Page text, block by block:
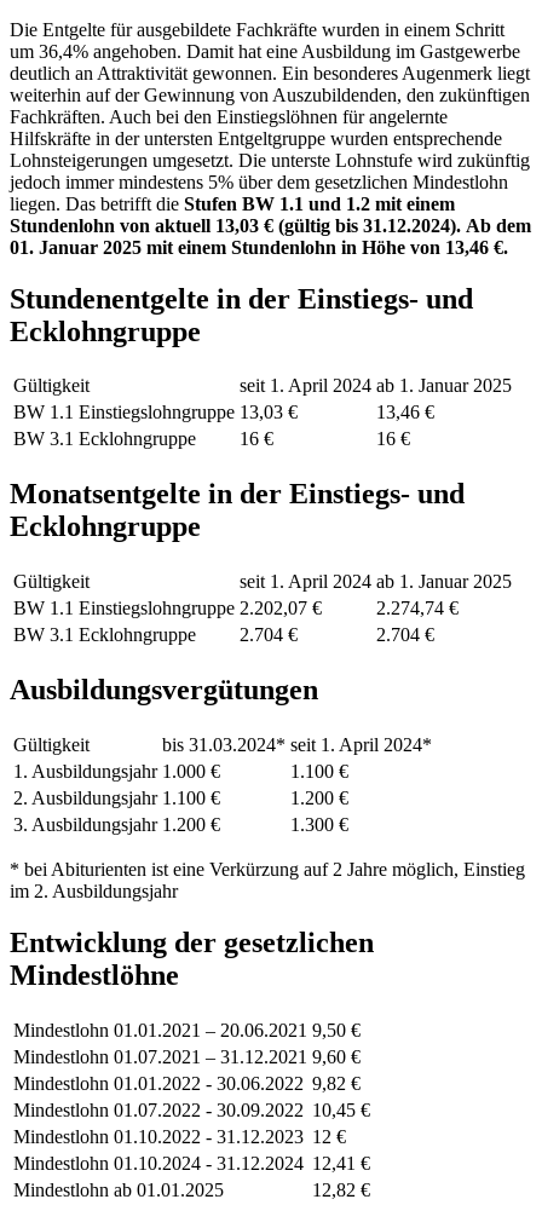
Die Entgelte für ausgebildete Fachkräfte wurden in einem Schritt
um 36,4% angehoben. Damit hat eine Ausbildung im Gastgewerbe
deutlich an Attraktivität gewonnen. Ein besonderes Augenmerk liegt
weiterhin auf der Gewinnung von Auszubildenden, den zukünftigen
Fachkräften. Auch bei den Einstiegslöhnen für angelernte
Hilfskräfte in der untersten Entgeltgruppe wurden entsprechende
Lohnsteigerungen umgesetzt. Die unterste Lohnstufe wird zukünftig
jedoch immer mindestens 5% über dem gesetzlichen Mindestlohn
liegen. Das betrifft die Stufen BW 1.1 und 1.2 mit einem
Stundenlohn von aktuell 13,03 € (gültig bis 31.12.2024). Ab dem
01. Januar 2025 mit einem Stundenlohn in Höhe von 13,46 €.
Stundenentgelte in der Einstiegs- und
Ecklohngruppe
Gültigkeit seit 1. April 2024 ab 1. Januar 2025
BW 1.1 Einstiegslohngruppe 13,03 €
13,46 €
BW 3.1 Ecklohngruppe
16 € 16 €
Monatsentgelte in der Einstiegs- und
Ecklohngruppe
Gültigkeit seit 1. April 2024 ab 1. Januar 2025
BW 1.1 Einstiegslohngruppe 2.202,07 €
2.274,74 €
BW 3.1 Ecklohngruppe
2.704 € 2.704 €
Ausbildungsvergütungen
Gültigkeit bis 31.03.2024* seit 1. April 2024*
1. Ausbildungsjahr 1.000 €
1.100 €
2. Ausbildungsjahr 1.100 €
1.200 €
3. Ausbildungsjahr 1.200 € 1.300 €
* bei Abiturienten ist eine Verkürzung auf 2 Jahre möglich, Einstieg
im 2. Ausbildungsjahr
Entwicklung der gesetzlichen
Mindestlöhne
Mindestlohn 01.01.2021 – 20.06.2021 9,50 €
Mindestlohn 01.07.2021 – 31.12.2021 9,60 €
Mindestlohn 01.01.2022 - 30.06.2022 9,82 €
Mindestlohn 01.07.2022 - 30.09.2022 10,45 €
Mindestlohn 01.10.2022 - 31.12.2023 12 €
Mindestlohn 01.10.2024 - 31.12.2024 12,41 €
Mindestlohn ab 01.01.2025
12,82 €